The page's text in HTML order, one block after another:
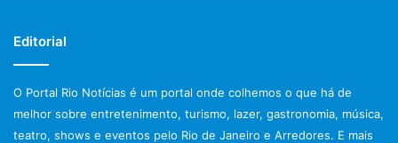
Editorial
O Portal Rio Notícias é um portal onde colhemos o que há de
melhor sobre entretenimento, turismo, lazer, gastronomia, música,
teatro, shows e eventos pelo Rio de Janeiro e Arredores. E mais